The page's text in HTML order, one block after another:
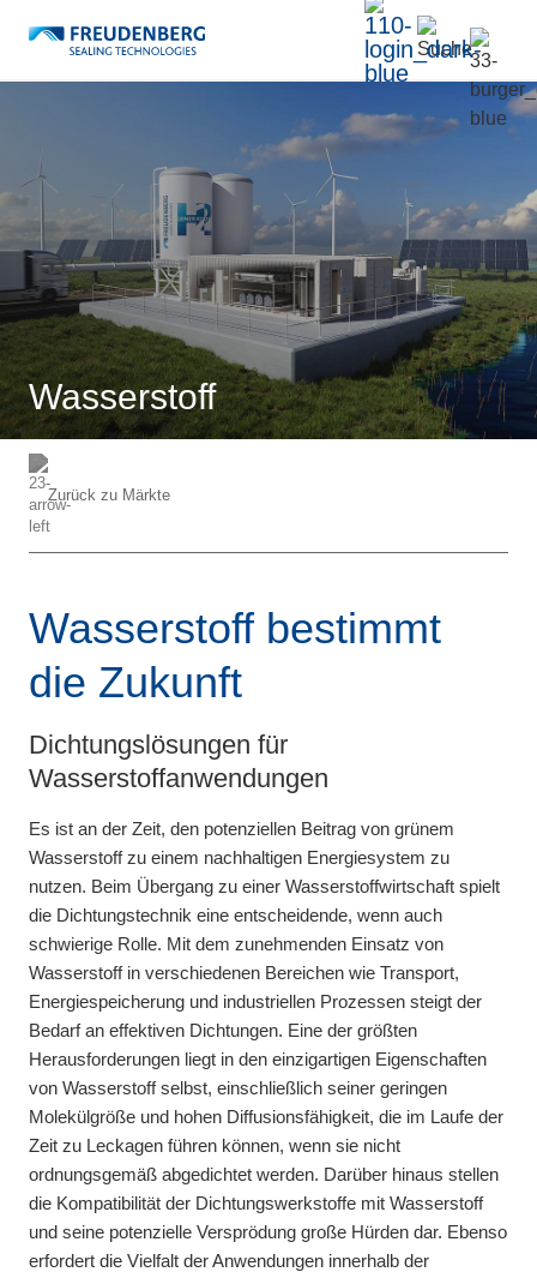
Wasserstoff
Zurück zu Märkte
Wasserstoff bestimmt
die Zukunft
Dichtungslösungen für
Wasserstoffanwendungen
Es ist an der Zeit, den potenziellen Beitrag von grünem
Wasserstoff zu einem nachhaltigen Energiesystem zu
nutzen. Beim Übergang zu einer Wasserstoffwirtschaft spielt
die Dichtungstechnik eine entscheidende, wenn auch
schwierige Rolle. Mit dem zunehmenden Einsatz von
Wasserstoff in verschiedenen Bereichen wie Transport,
Energiespeicherung und industriellen Prozessen steigt der
Bedarf an effektiven Dichtungen. Eine der größten
Herausforderungen liegt in den einzigartigen Eigenschaften
von Wasserstoff selbst, einschließlich seiner geringen
Molekülgröße und hohen Diffusionsfähigkeit, die im Laufe der
Zeit zu Leckagen führen können, wenn sie nicht
ordnungsgemäß abgedichtet werden. Darüber hinaus stellen
die Kompatibilität der Dichtungswerkstoffe mit Wasserstoff
und seine potenzielle Versprödung große Hürden dar. Ebenso
erfordert die Vielfalt der Anwendungen innerhalb der